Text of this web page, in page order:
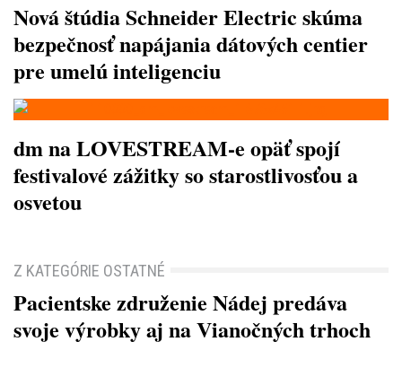
Nová štúdia Schneider Electric skúma
bezpečnosť napájania dátových centier
pre umelú inteligenciu
dm na LOVESTREAM-e opäť spojí
festivalové zážitky so starostlivosťou a
osvetou
Z KATEGÓRIE OSTATNÉ
Pacientske združenie Nádej predáva
svoje výrobky aj na Vianočných trhoch